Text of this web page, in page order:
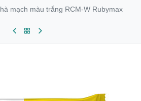
mạch màu trắng RCM-W Rubymax